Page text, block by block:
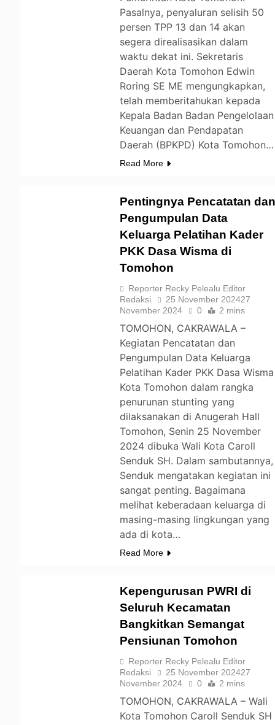
Pasalnya, penyaluran selisih 50
persen TPP 13 dan 14 akan
segera direalisasikan dalam
waktu dekat ini. Sekretaris
Daerah Kota Tomohon Edwin
Roring SE ME mengungkapkan,
telah memberitahukan kepada
Kepala Badan Badan Pengelolaan
Keuangan dan Pendapatan
Daerah (BPKPD) Kota Tomohon…
Read More
Pentingnya Pencatatan
Pengumpulan Data
Keluarga Pelatihan Kader
PKK Dasa Wisma di
Tomohon
Reporter Recky Pelealu Editor
Redaksi
25 November 202427
November 2024
0 2 mins
TOMOHON, CAKRAWALA –
Kegiatan Pencatatan dan
Pengumpulan Data Keluarga
Pelatihan Kader PKK Dasa Wisma
Kota Tomohon dalam rangka
penurunan stunting yang
dilaksanakan di Anugerah Hall
Tomohon, Senin 25 November
2024 dibuka Wali Kota Caroll
Senduk SH. Dalam sambutannya,
Senduk mengatakan kegiatan ini
sangat penting. Bagaimana
melihat keberadaan keluarga di
masing-masing lingkungan yang
ada di kota…
Read More
Kepengurusan PWRI di
Seluruh Kecamatan
Bangkitkan Semangat
Pensiunan Tomohon
Reporter Recky Pelealu Editor
Redaksi
25 November 202427
November 2024
0 2 mins
TOMOHON, CAKRAWALA – Wali
Kota Tomohon Caroll Senduk SH